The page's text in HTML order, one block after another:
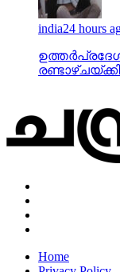
india24 hours
Home